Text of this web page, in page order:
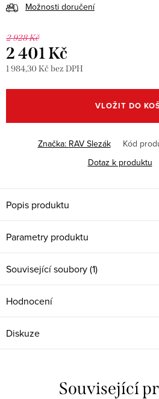
Možnosti doručení
2 928 Kč
2 401 Kč
1 984,30 Kč bez DPH
cena:
VLOŽIT DO
Značka: RAV Slezák Kód
Dotaz k produktu
Popis produktu
Parametry produktu
Související soubory (1)
Hodnocení
Diskuze
Související